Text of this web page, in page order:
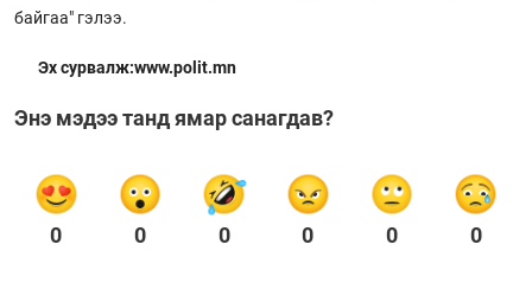
байгаа" гэлээ.
Эх сурвалж:www.polit.mn
Энэ мэдээ танд ямар санагдав?
0 0 0 0 0 0